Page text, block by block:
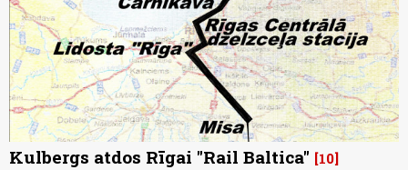
Kulbergs atdos Rīgai "Rail Baltica" 10